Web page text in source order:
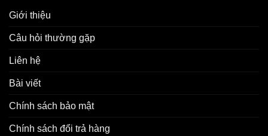
Giới thiệu
Câu hỏi thường gặp
Liên hệ
Bài viết
Chính sách bảo mật
Chính sách đổi trả hàng